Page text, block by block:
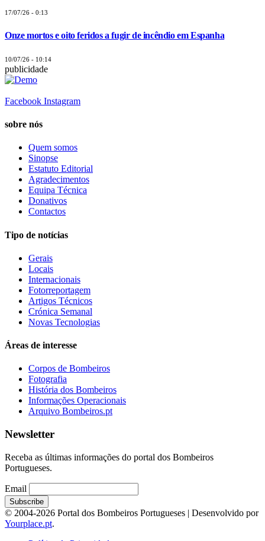
17/07/26 - 0:13
Onze mortos e oito feridos a fugir de incêndio em Espanha
10/07/26 - 10:14
publicidade
Facebook Instagram
sobre nós
Quem somos
Sinopse
Estatuto Editorial
Agradecimentos
Equipa Técnica
Donativos
Contactos
Tipo de notícias
Gerais
Locais
Internacionais
Fotorreportagem
Artigos Técnicos
Crónica Semanal
Novas Tecnologias
Áreas de interesse
Corpos de Bombeiros
Fotografia
História dos Bombeiros
Informações Operacionais
Arquivo Bombeiros.pt
Newsletter
Receba as últimas informações do portal dos Bombeiros
Portugueses.
Email
© 2004-2026 Portal dos Bombeiros Portugueses | Desenvolvido por
Yourplace.pt.